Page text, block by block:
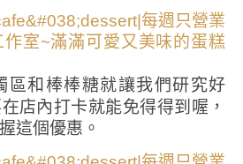
區和棒棒糖就讓我們研究好
店內打卡就能免得得到喔，
這個優惠。